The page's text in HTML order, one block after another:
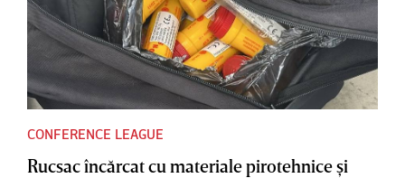
CONFERENCE LEAGUE
Rucsac încărcat cu materiale pirotehnice şi